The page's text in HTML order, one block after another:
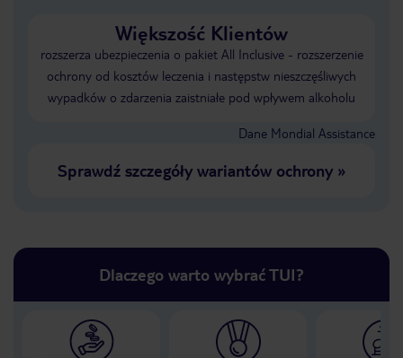
Większość Klientów
rozszerza ubezpieczenia o pakiet All Inclusive - rozszerzenie
ochrony od kosztów leczenia i następstw nieszczęśliwych
wypadków o zdarzenia zaistniałe pod wpływem alkoholu
Dane Mondial Assistance
Sprawdź szczegóły wariantów ochrony»
Dlaczego warto wybrać TUI?